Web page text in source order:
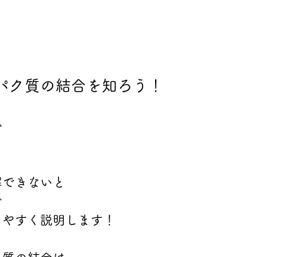
ク質の結合を知ろう！
きないと
すく説明します！